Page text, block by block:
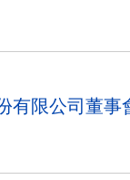
有限公司董事